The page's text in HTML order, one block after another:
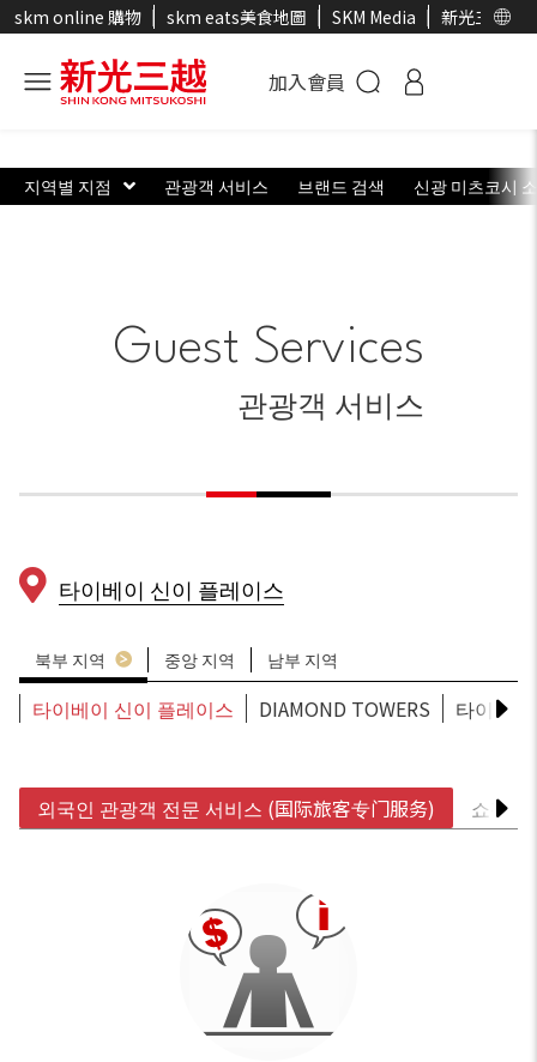
skm online 購物 skm eats美食地圖 SKM Media 新光三越官
加入會員
지역별 지점 관광객 서비스 브랜드 검색 신광 미츠코시
Guest Services
관광객 서비스
타이베이 신이 플레이스
북부 지역 중앙 지역 남부 지역
타이베이 신이 플레이스 DIAMOND TOWERS 타이베
외국인 관광객 전문 서비스 (国际旅客专门服务) 쇼핑